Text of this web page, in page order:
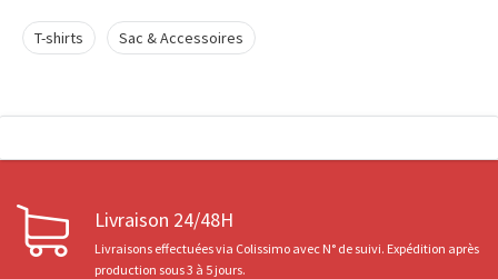
T-shirts Sac & Accessoires
Livraison 24/48H
Livraisons effectuées via Colissimo avec N° de suivi. Expédition après
production sous 3 à 5 jours.